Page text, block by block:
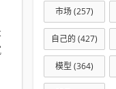
市场(257)
自己的 (427)
模型 (364)